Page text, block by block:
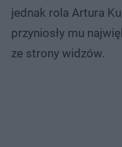
jednak rola Artura
przyniosły mu
ze strony widzów.